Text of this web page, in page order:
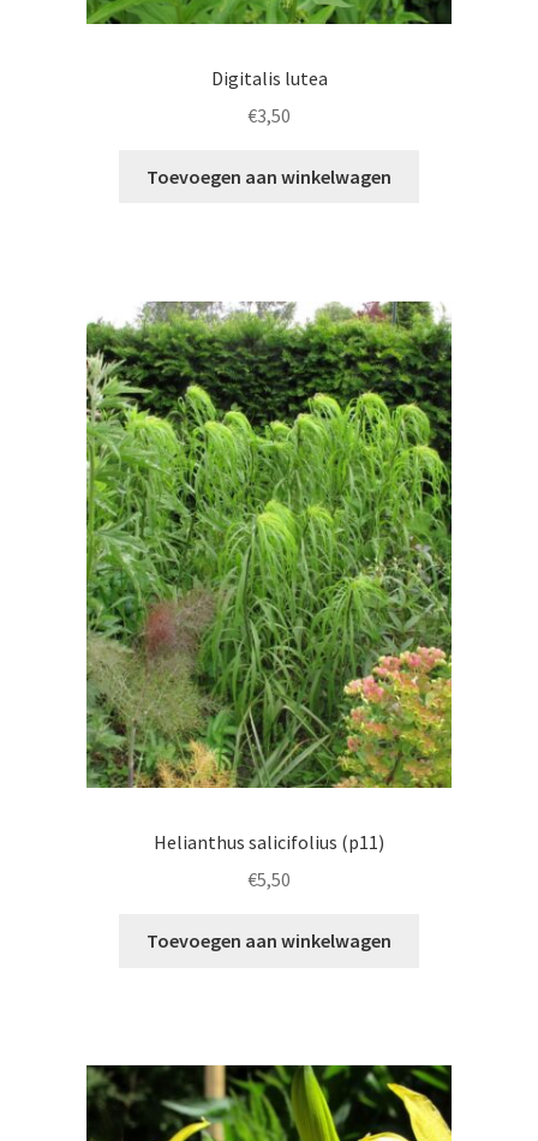
Digitalis lutea
€3,50
Toevoegen aan winkelwagen
Helianthus salicifolius (p11)
€5,50
Toevoegen aan winkelwagen